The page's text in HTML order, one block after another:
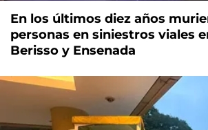
En los últimos diez años
personas en siniestros viales
Berisso y Ensenada